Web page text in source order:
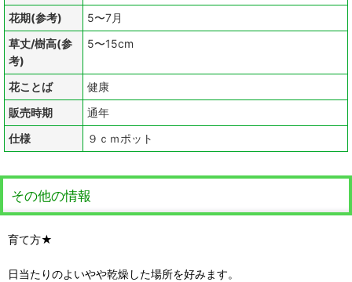
花期(参考)
5〜7月
草丈/樹高(参
考)
5〜15cm
花ことば
健康
販売時期
通年
仕様
９ｃｍポット
その他の情報
育て方★
日当たりのよいやや乾燥した場所を好みます。